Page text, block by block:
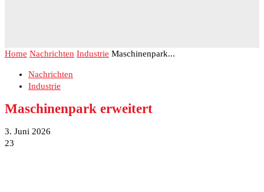
Home Nachrichten Industrie Maschinenpark...
Nachrichten
Industrie
Maschinenpark erweitert
3. Juni 2026
23